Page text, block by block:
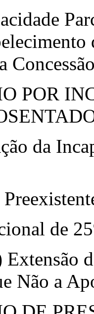
POR
da
de
Extensão
Não a